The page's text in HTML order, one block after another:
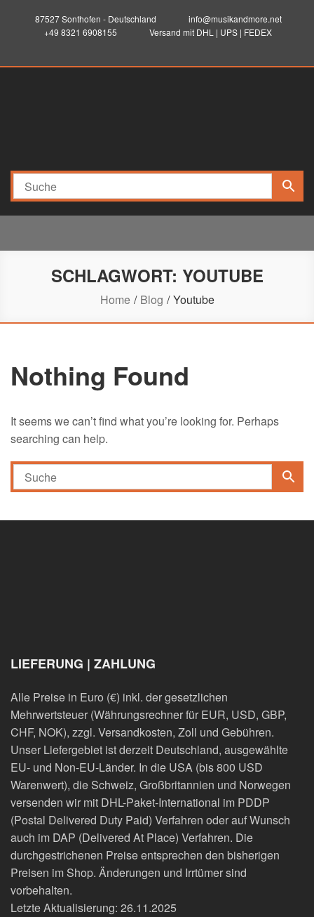
87527 Sonthofen - Deutschland
info@musikandmore.net
+49 8321 6908155
Versand mit DHL | UPS | FEDEX
musikandmore.net
SCHLAGWORT: YOUTUBE
Home Blog Youtube
Nothing Found
It seems we can’t find what you’re looking for. Perhaps
searching can help.
LIEFERUNG | ZAHLUNG
Alle Preise in Euro (€) inkl. der gesetzlichen
Mehrwertsteuer (Währungsrechner für EUR, USD, GBP,
CHF, NOK), zzgl. Versandkosten, Zoll und Gebühren.
Unser Liefergebiet ist derzeit Deutschland, ausgewählte
EU- und Non-EU-Länder. In die USA (bis 800 USD
Warenwert), die Schweiz, Großbritannien und Norwegen
versenden wir mit DHL-Paket-International im PDDP
(Postal Delivered Duty Paid) Verfahren oder auf Wunsch
auch im DAP (Delivered At Place) Verfahren. Die
durchgestrichenen Preise entsprechen den bisherigen
Preisen im Shop. Änderungen und Irrtümer sind
vorbehalten.
Letzte Aktualisierung: 26.11.2025